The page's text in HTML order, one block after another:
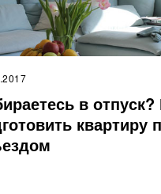
в отпуск?
квартиру